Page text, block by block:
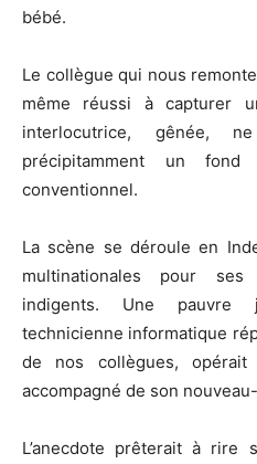
bébé.
Le collègue qui nous
même réussi à capturer
interlocutrice, gênée,
précipitamment un fond
conventionnel.
La scène se déroule en
multinationales pour ses
indigents. Une pauvre
technicienne informatique
de nos collègues,
accompagné de son
L’anecdote prêterait à